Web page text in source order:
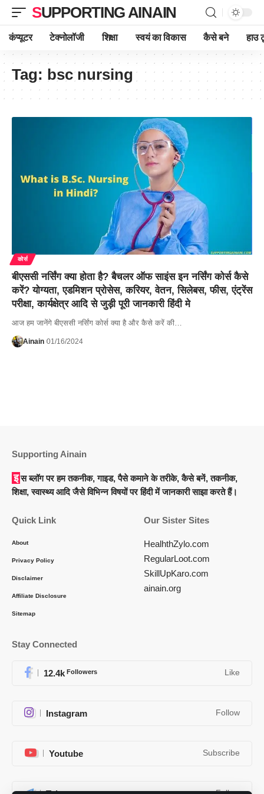
SUPPORTING AINAIN
कंप्यूटर टेक्नोलॉजी शिक्षा स्वयं का विकास कैसे बने हाउ
Tag: bsc nursing
कोर्स
बीएससी नर्सिंग क्या होता है? बैचलर ऑफ साइंस इन नर्सिंग कोर्स कैसे
करें? योग्यता, एडमिशन प्रोसेस, करियर, वेतन, सिलेबस, फीस, एंट्रेंस
परीक्षा, कार्यक्षेत्र आदि से जुड़ी पूरी जानकारी हिंदी मे
आज हम जानेंगे बीएससी नर्सिंग कोर्स क्या है और कैसे करें की…
Ainain 01/16/2024
Supporting Ainain
इस ब्लॉग पर हम तकनीक, गाइड, पैसे कमाने के तरीके, कैसे बनें, तकनीक,
शिक्षा, स्वास्थ्य आदि जैसे विभिन्न विषयों पर हिंदी में जानकारी साझा करते हैं।
Quick Link
About
Privacy Policy
Disclaimer
Affiliate Disclosure
Sitemap
Our Sister Sites
HealhthZylo.com
RegularLoot.com
SkillUpKaro.com
ainain.org
Stay Connected
12.4k Followers Like
Instagram Follow
Youtube Subscribe